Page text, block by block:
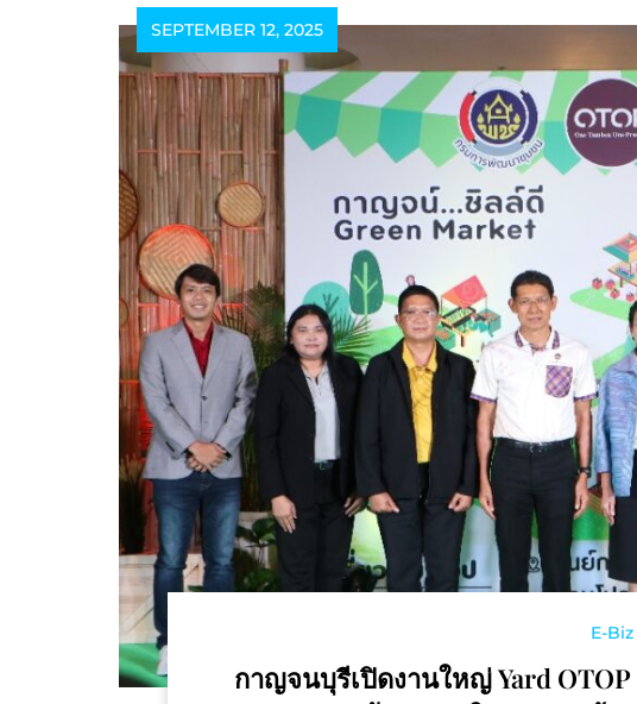
SEPTEMBER 12, 2025
E-Biz
กาญจนบุรีเปิดงานใหญ่ Yard